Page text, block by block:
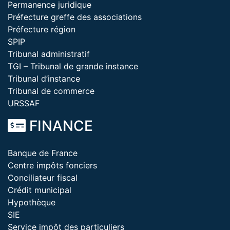
Permanence juridique
Préfecture greffe des associations
Préfecture région
SPIP
Tribunal administratif
TGI – Tribunal de grande instance
Tribunal d’instance
Tribunal de commerce
URSSAF
FINANCE
Banque de France
Centre impôts fonciers
Conciliateur fiscal
Crédit municipal
Hypothèque
SIE
Service impôt des particuliers